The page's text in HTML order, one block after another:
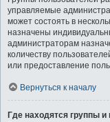
управляемые
может состоять в
назначены
администраторам
количеству
или предоставление
Вернуться к началу
Где находятся группы и